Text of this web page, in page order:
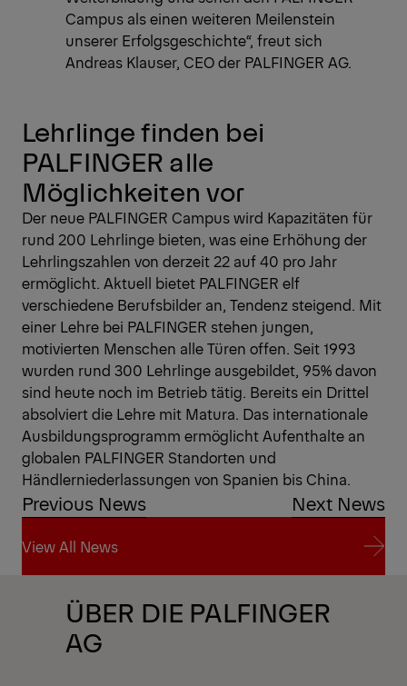
Campus als einen weiteren Meilenstein
unserer Erfolgsgeschichte“, freut sich
Andreas Klauser, CEO der PALFINGER AG.
Lehrlinge finden bei
PALFINGER alle
Möglichkeiten vor
Der neue PALFINGER Campus wird Kapazitäten für
rund 200 Lehrlinge bieten, was eine Erhöhung der
Lehrlingszahlen von derzeit 22 auf 40 pro Jahr
ermöglicht. Aktuell bietet PALFINGER elf
verschiedene Berufsbilder an, Tendenz steigend. Mit
einer Lehre bei PALFINGER stehen jungen,
motivierten Menschen alle Türen offen. Seit 1993
wurden rund 300 Lehrlinge ausgebildet, 95% davon
sind heute noch im Betrieb tätig. Bereits ein Drittel
absolviert die Lehre mit Matura. Das internationale
Ausbildungsprogramm ermöglicht Aufenthalte an
globalen PALFINGER Standorten und
Händlerniederlassungen von Spanien bis China.
Previous News Next News
View All News
View All News
ÜBER DIE PALFINGER
AG